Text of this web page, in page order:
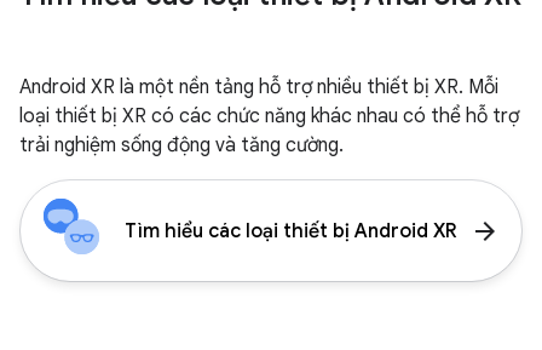
Android XR là một nền tảng hỗ trợ nhiều thiết bị XR. Mỗi
loại thiết bị XR có các chức năng khác nhau có thể hỗ trợ
trải nghiệm sống động và tăng cường.
Tìm hiểu các loại thiết bị Android XR arrow_forward